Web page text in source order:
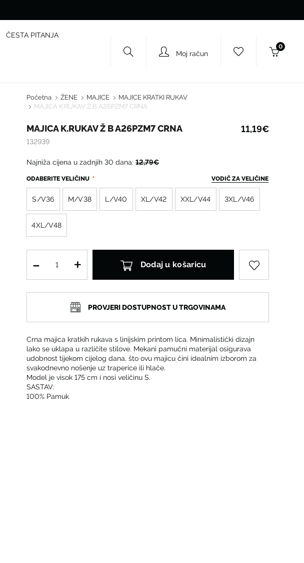
ČESTA PITANJA
Moj račun
0
Početna ŽENE MAJICE
MAJICE KRATKI RUKAV
MAJICA K.RUKAV Ž B A26PZM7 CRNA
MAJICA K.RUKAV Ž B A26PZM7 CRNA
132939
11,19€
Najniža cijena u zadnjih 30 dana:12,79€
ODABERITE VELIČINU VODIČ ZA VELIČINE
S/V36 M/V38 L/V40 XL/V42 XXL/V44 3XL/V46
4XL/V48
Dodaj u košaricu
PROVJERI DOSTUPNOST U TRGOVINAMA
Crna majica kratkih rukava s linijskim printom lica. Minimalistički dizajn
lako se uklapa u različite stilove. Mekani pamučni materijal osigurava
udobnost tijekom cijelog dana, što ovu majicu čini idealnim izborom za
svakodnevno nošenje uz traperice ili hlače.
Model je visok 175 cm i nosi veličinu S.
SASTAV:
100% Pamuk